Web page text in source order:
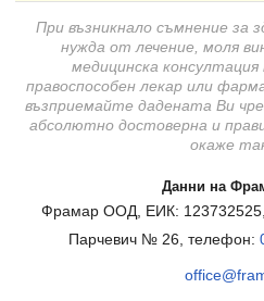
При възникнало съмнение за
нужда от лечение, моля
медицинска
правоспособен лекар или
възприемайте дадената Ви
абсолютно достоверна и
окаже
Данни на
Фрамар ООД, ЕИК: 123732525,
Парчевич № 26, телефон: